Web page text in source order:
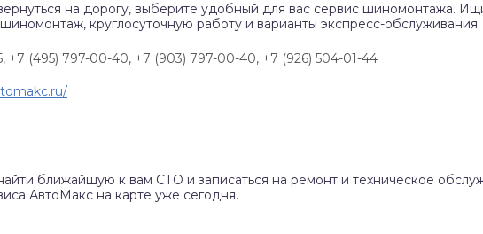
на дорогу, выберите удобный для вас сервис шиномонтажа.
круглосуточную работу и варианты экспресс-обслуживания.
+7 (495) 797-00-40, +7 (903) 797-00-40, +7 (926) 504-01-44
ближайшую к вам СТО и записаться на ремонт и техническое
АвтоМакс на карте уже сегодня.